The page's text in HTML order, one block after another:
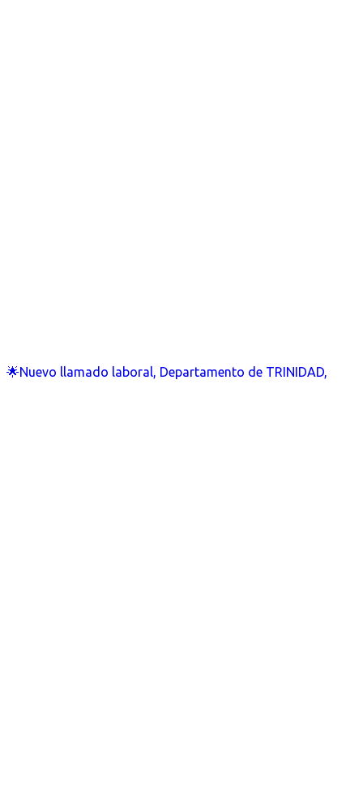
🌟Nuevo llamado laboral, Departamento de TRINIDAD,